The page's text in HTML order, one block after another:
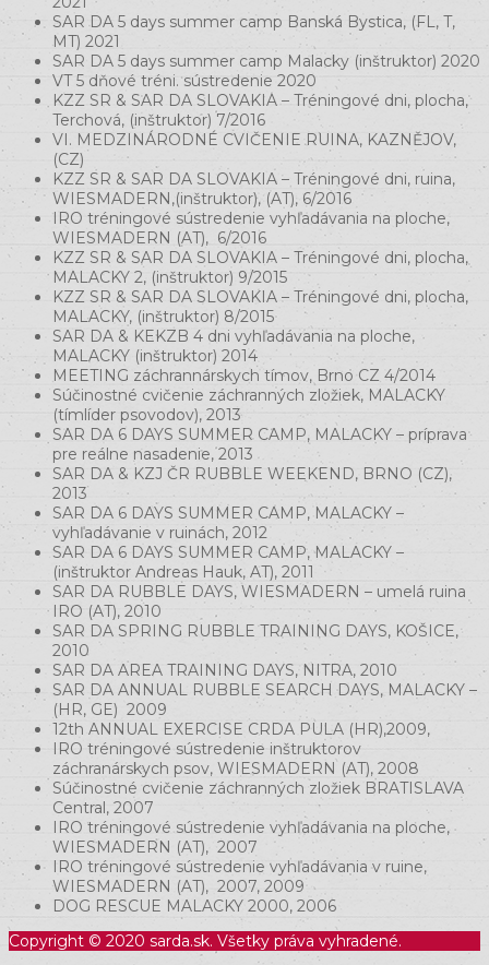
SAR DA 5 days summer camp Banská Bystica, (FL, T,
MT) 2021
SAR DA 5 days summer camp Malacky (inštruktor) 2020
VT 5 dňové tréni. sústredenie 2020
KZZ SR & SAR DA SLOVAKIA – Tréningové dni, plocha,
Terchová, (inštruktor) 7/2016
VI. MEDZINÁRODNÉ CVIČENIE RUINA, KAZNĚJOV,
(CZ)
KZZ SR & SAR DA SLOVAKIA – Tréningové dni, ruina,
WIESMADERN,(inštruktor), (AT), 6/2016
IRO tréningové sústredenie vyhľadávania na ploche,
WIESMADERN (AT), 6/2016
KZZ SR & SAR DA SLOVAKIA – Tréningové dni, plocha,
MALACKY 2, (inštruktor) 9/2015
KZZ SR & SAR DA SLOVAKIA – Tréningové dni, plocha,
MALACKY, (inštruktor) 8/2015
SAR DA & KEKZB 4 dni vyhľadávania na ploche,
MALACKY (inštruktor) 2014
MEETING záchrannárskych tímov, Brno CZ 4/2014
Súčinostné cvičenie záchranných zložiek, MALACKY
(tímlíder psovodov), 2013
SAR DA 6 DAYS SUMMER CAMP, MALACKY – príprava
pre reálne nasadenie, 2013
SAR DA & KZJ ČR RUBBLE WEEKEND, BRNO (CZ),
2013
SAR DA 6 DAYS SUMMER CAMP, MALACKY –
vyhľadávanie v ruinách, 2012
SAR DA 6 DAYS SUMMER CAMP, MALACKY –
(inštruktor Andreas Hauk, AT), 2011
SAR DA RUBBLE DAYS, WIESMADERN – umelá ruina
IRO (AT), 2010
SAR DA SPRING RUBBLE TRAINING DAYS, KOŠICE,
2010
SAR DA AREA TRAINING DAYS, NITRA, 2010
SAR DA ANNUAL RUBBLE SEARCH DAYS, MALACKY –
(HR, GE) 2009
12th ANNUAL EXERCISE CRDA PULA (HR),2009,
IRO tréningové sústredenie inštruktorov
záchranárskych psov, WIESMADERN (AT), 2008
Súčinostné cvičenie záchranných zložiek BRATISLAVA
Central, 2007
IRO tréningové sústredenie vyhľadávania na ploche,
WIESMADERN (AT), 2007
IRO tréningové sústredenie vyhľadávania v ruine,
WIESMADERN (AT), 2007, 2009
DOG RESCUE MALACKY 2000, 2006
Copyright © 2020 sarda.sk. Všetky práva vyhradené.